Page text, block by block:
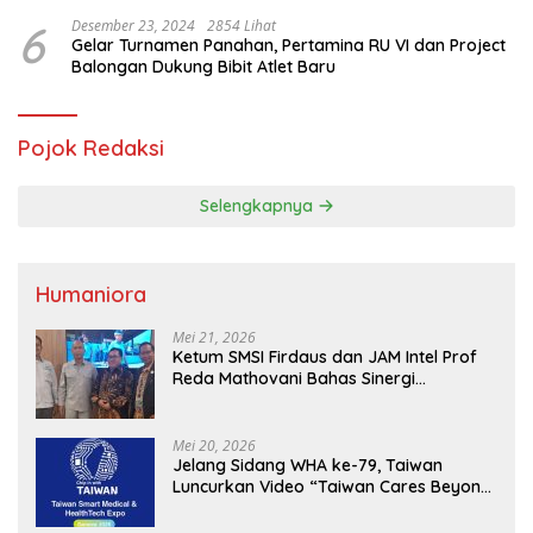
6 Desember 23, 2024 2854 Lihat
Gelar Turnamen Panahan, Pertamina RU VI dan Project
Balongan Dukung Bibit Atlet Baru
Pojok Redaksi
Selengkapnya
Humaniora
Mei 21, 2026
Ketum SMSI Firdaus dan JAM Intel Prof
Reda Mathovani Bahas Sinergi
MBG, Perkuat Pengawasan Program
Pemerintah
Mei 20, 2026
Jelang Sidang WHA ke-79, Taiwan
Luncurkan Video “Taiwan Cares Beyond